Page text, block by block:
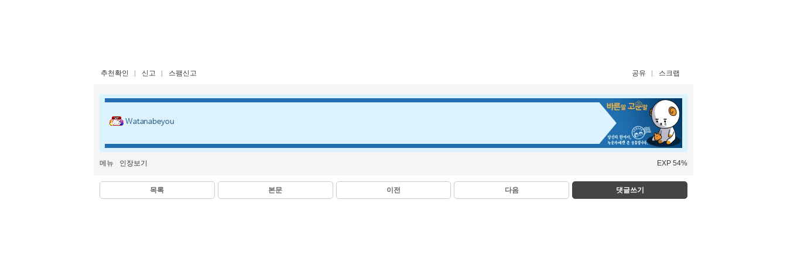
추천확인 신고 스팸신고 공유 스크랩
Watanabeyou
메뉴 인장보기 EXP 54%
목록 본문 이전 다음 댓글쓰기